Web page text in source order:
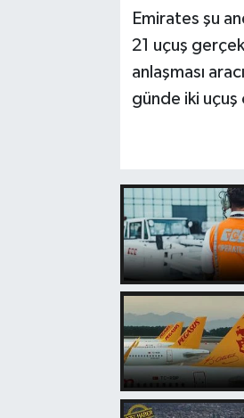
Emirates şu
21 uçuş
anlaşması
günde iki uçuş